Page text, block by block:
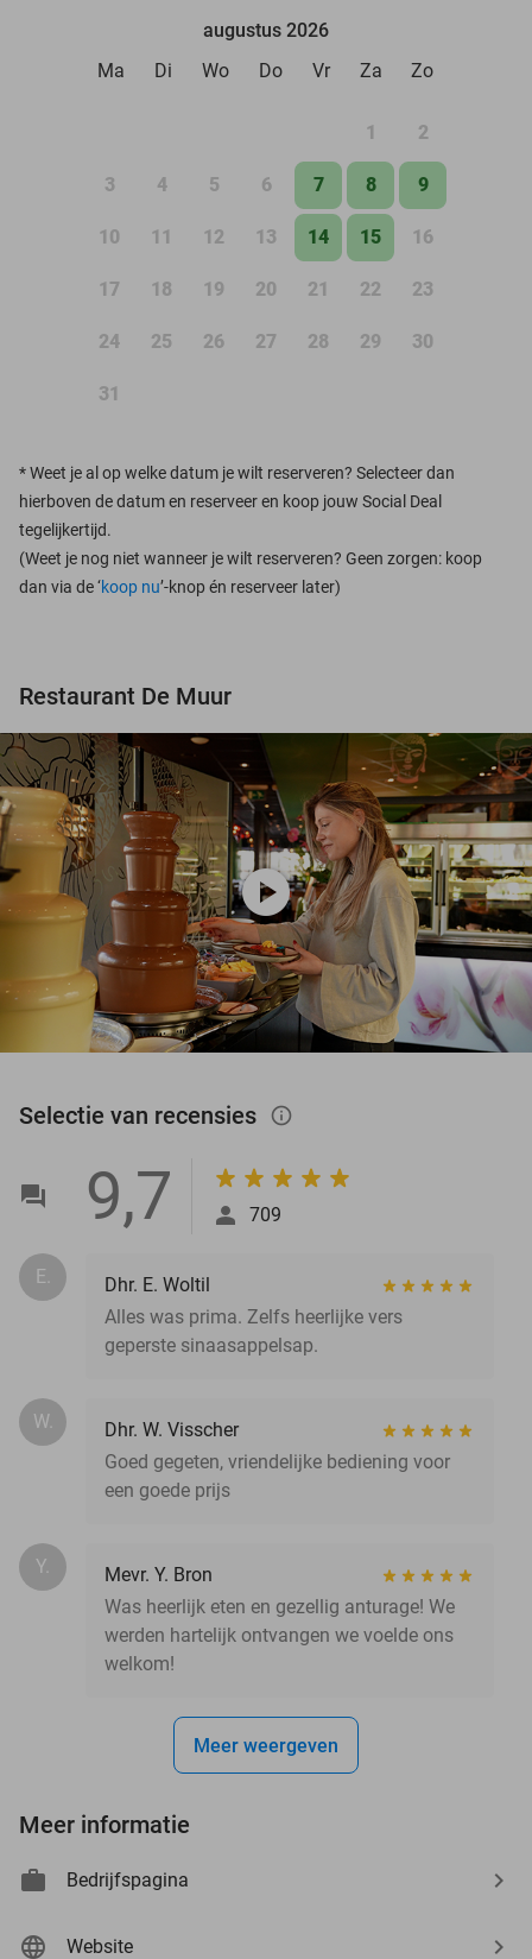
augustus 2026
Ma
Di Wo Do Vr Za Zo
1 2
3 4 5 6 7 8 9
10 11 12 13 14 15 16
17 18 19 20 21 22 23
24 25 26 27 28 29 30
31
*Weet je al op welke datum je wilt reserveren? Selecteer dan
hierboven de datum en reserveer en koop jouw Social Deal
tegelijkertijd.
(Weet je nog niet wanneer je wilt reserveren? Geen zorgen: koop
dan via de ‘koop nu’-knop én reserveer later)
Restaurant De Muur
play_circle
Selectie van recensies info_outlined
9,7 709
E.
Dhr. E. Woltil
Alles was prima. Zelfs heerlijke vers
geperste sinaasappelsap.
W.
Dhr. W. Visscher
Goed gegeten, vriendelijke bediening voor
een goede prijs
Y.
Mevr. Y. Bron
Was heerlijk eten en gezellig anturage! We
werden hartelijk ontvangen we voelde ons
welkom!
Meer weergeven
Meer informatie
Bedrijfspagina
Website